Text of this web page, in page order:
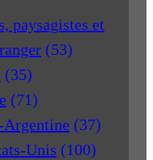
paysagistes et
(53)
(35)
(71)
(37)
Unis (100)